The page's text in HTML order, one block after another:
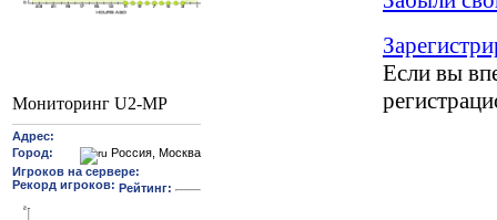
Мониторинг U2-MP
Если вы